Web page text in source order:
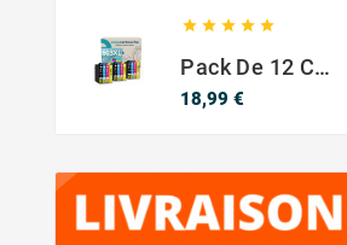
    
Pack De 12 Cartuchos Compatibles EPSON 603XL
18,99 €